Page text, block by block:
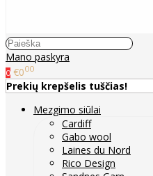
Mano paskyra
0 €000
Prekių krepšelis tuščias!
Mezgimo siūlai
Cardiff
Gabo wool
Laines du Nord
Rico Design